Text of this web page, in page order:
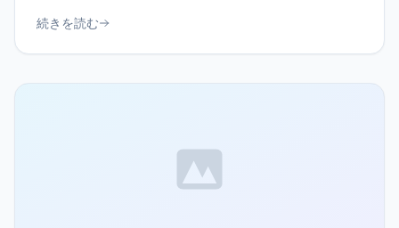
続きを読む